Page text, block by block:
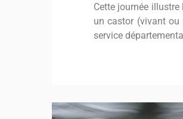
Cette journée
un castor (vivant ou
service